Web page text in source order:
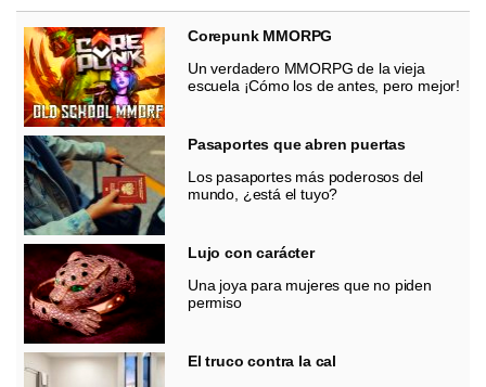
Corepunk MMORPG
Un verdadero MMORPG de la vieja
escuela ¡Cómo los de antes, pero mejor!
Pasaportes que abren puertas
Los pasaportes más poderosos del
mundo, ¿está el tuyo?
Lujo con carácter
Una joya para mujeres que no piden
permiso
El truco contra la cal